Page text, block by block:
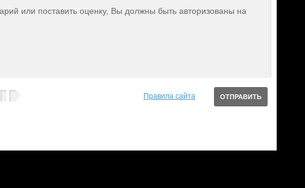
или поставить оценку, Вы должны быть авторизованы на
Правила сайта